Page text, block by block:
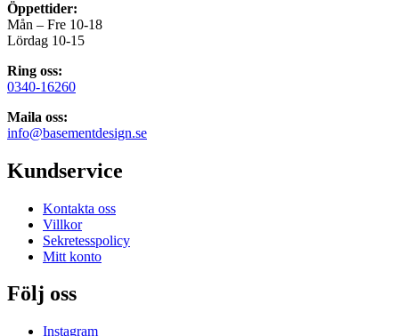
Öppettider:
Mån – Fre 10-18
Lördag 10-15
Ring oss:
0340-16260
Maila oss:
info@basementdesign.se
Kundservice
Kontakta oss
Villkor
Sekretesspolicy
Mitt konto
Följ oss
Instagram